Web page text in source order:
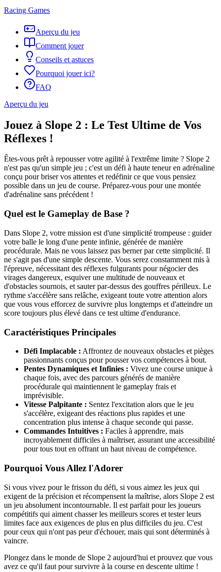
Racing Games
Aperçu du jeu
Comment jouer
Conseils et astuces
Pourquoi jouer ici?
FAQ
Aperçu du jeu
Jouez à Slope 2 : Le Test Ultime de Vos
Réflexes !
Êtes-vous prêt à repousser votre agilité à l'extrême limite ? Slope 2
n'est pas qu'un simple jeu ; c'est un défi à haute teneur en adrénaline
conçu pour briser vos attentes et redéfinir ce que vous pensiez
possible dans un jeu de course. Préparez-vous pour une montée
d'adrénaline sans précédent !
Quel est le Gameplay de Base ?
Dans Slope 2, votre mission est d'une simplicité trompeuse : guider
votre balle le long d'une pente infinie, générée de manière
procédurale. Mais ne vous laissez pas berner par cette simplicité. Il
ne s'agit pas d'une simple descente. Vous serez constamment mis à
l'épreuve, nécessitant des réflexes fulgurants pour négocier des
virages dangereux, esquiver une multitude de nouveaux et
d'obstacles sournois, et sauter par-dessus des gouffres périlleux. Le
rythme s'accélère sans relâche, exigeant toute votre attention alors
que vous vous efforcez de survivre plus longtemps et d'atteindre un
score toujours plus élevé dans ce test ultime d'endurance.
Caractéristiques Principales
Défi Implacable : Affrontez de nouveaux obstacles et pièges
passionnants conçus pour pousser vos compétences à bout.
Pentes Dynamiques et Infinies : Vivez une course unique à
chaque fois, avec des parcours générés de manière
procédurale qui maintiennent le gameplay frais et
imprévisible.
Vitesse Palpitante : Sentez l'excitation alors que le jeu
s'accélère, exigeant des réactions plus rapides et une
concentration plus intense à chaque seconde qui passe.
Commandes Intuitives : Faciles à apprendre, mais
incroyablement difficiles à maîtriser, assurant une accessibilité
pour tous tout en offrant un haut niveau de compétence.
Pourquoi Vous Allez l'Adorer
Si vous vivez pour le frisson du défi, si vous aimez les jeux qui
exigent de la précision et récompensent la maîtrise, alors Slope 2 est
un jeu absolument incontournable. Il est parfait pour les joueurs
compétitifs qui aiment chasser les meilleurs scores et tester leurs
limites face aux exigences de plus en plus difficiles du jeu. C'est
pour ceux qui n'ont pas peur d'échouer, mais qui sont déterminés à
vaincre.
Plongez dans le monde de Slope 2 aujourd'hui et prouvez que vous
avez ce qu'il faut pour survivre à la course en descente ultime !